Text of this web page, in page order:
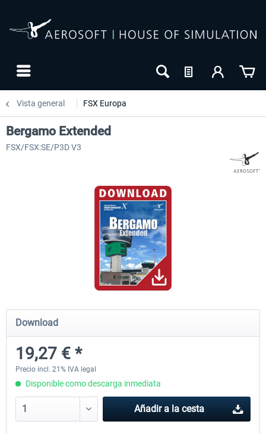
Vista general FSX Europa
Mega Airport Frankfurt V2.0
30,45 € *
Mega Airport Berlin
Bergamo Extended
FSX/FSX:SE/P3D V3
Download
19,27 € *
Precio incl. 21% IVA legal
Disponible como descarga inmediata
Añadir a la cesta